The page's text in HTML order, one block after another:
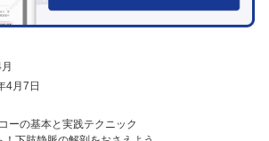
4月7日
の基本と実践テクニック